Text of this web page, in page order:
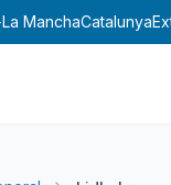
ManchaCatalunya